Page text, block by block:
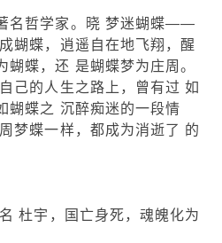
名哲学家。晓 梦迷蝴蝶——
蝴蝶，逍遥自在地飞翔，醒
蝴蝶，还 是蝴蝶梦为庄周。
己的人生之路上，曾有过 如
蝴蝶之 沉醉痴迷的一段情
梦蝶一样，都成为消逝了 的
杜宇，国亡身死，魂魄化为